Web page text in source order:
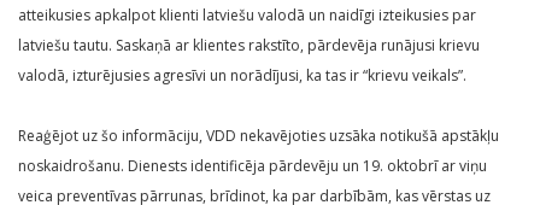
atteikusies apkalpot klienti latviešu valodā un naidīgi izteikusies par
latviešu tautu. Saskaņā ar klientes rakstīto, pārdevēja runājusi krievu
valodā, izturējusies agresīvi un norādījusi, ka tas ir “krievu veikals”.
Reaģējot uz šo informāciju, VDD nekavējoties uzsāka notikušā apstākļu
noskaidrošanu. Dienests identificēja pārdevēju un 19. oktobrī ar viņu
veica preventīvas pārrunas, brīdinot, ka par darbībām, kas vērstas uz